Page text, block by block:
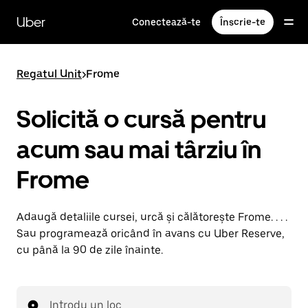
direct
conținutul
principal
Uber Conectează-te Înscrie-te
Regatul Unit>Frome
Solicită o cursă pentru
acum sau mai târziu în
Frome
Adaugă detaliile cursei, urcă și călătorește Frome. . . .
Sau programează oricând în avans cu Uber Reserve,
cu până la 90 de zile înainte.
Introdu un loc